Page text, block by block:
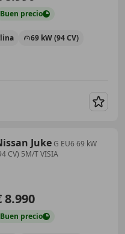
Buen precio
69 kW (94 CV)
JukeG EU6 69 kW
CV) 5M/T VISIA
8.990
Buen precio